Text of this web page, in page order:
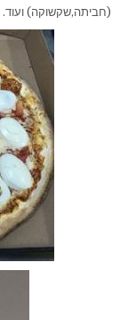
(חביתה,שקשוקה) ועוד.